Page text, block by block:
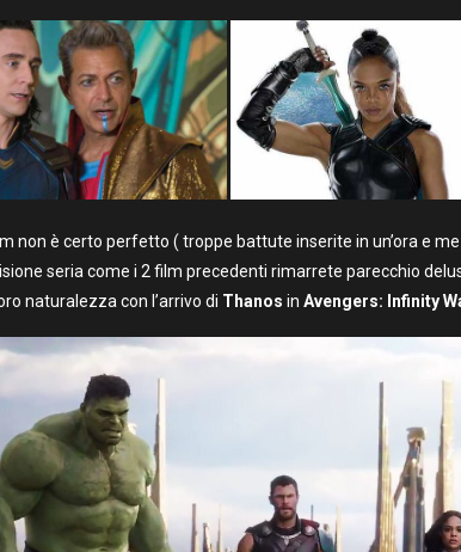
non è certo perfetto ( troppe battute inserite in un’ora e
seria come i 2 film precedenti rimarrete parecchio
naturalezza con l’arrivo di Thanos in Avengers: Infinity